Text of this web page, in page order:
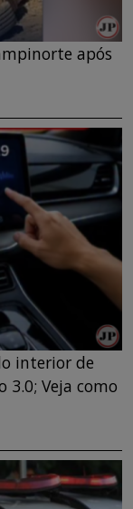
após
interior de
Veja como